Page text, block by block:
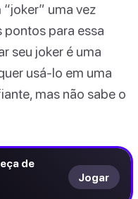
uma vez
pontos para essa
seu joker é uma
usá-lo em uma
mas não sabe o
de
Jogar